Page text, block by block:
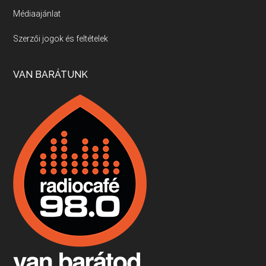
Villány, kékfrankos, Jackfall
Apr 17, 2026 • 00:35:38
Boston, teadélután, bab és homár
Apr 9, 2026 • 00:37:17
Fermentáljunk, a testünk meghálálja!
Apr 3, 2026 • 00:36:07
Médiaajánlat
Szerzői jogok és feltételek
VAN BARÁTUNK